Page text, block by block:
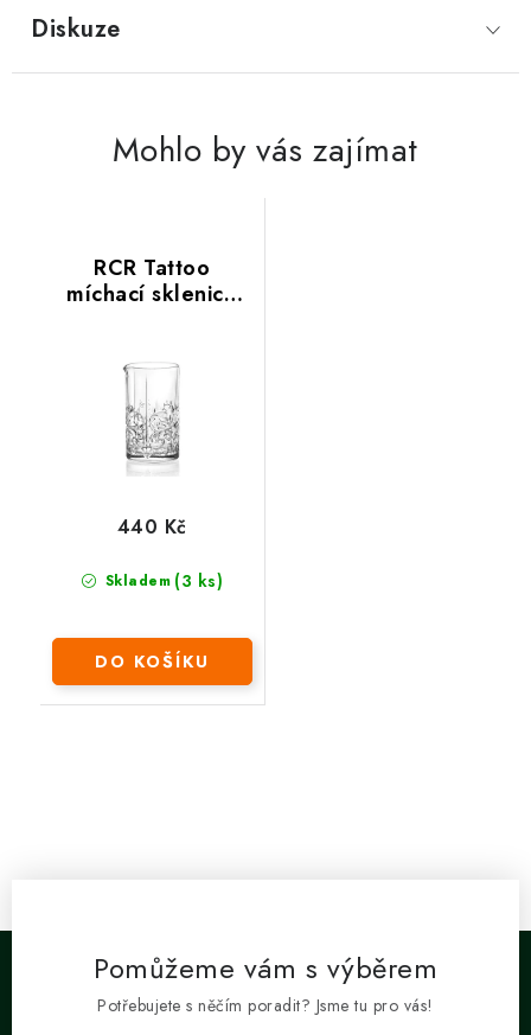
Diskuze
Mohlo by vás zajímat
RCR Tattoo
míchací sklenice
Skladem (3 ks)
440 Kč
DO KOŠÍKU
Pomůžeme vám s výběrem
Potřebujete s něčím poradit? Jsme tu pro vás!